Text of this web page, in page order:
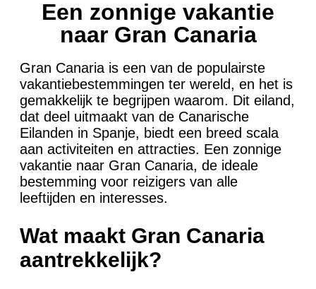
Een zonnige vakantie
naar Gran Canaria
Gran Canaria is een van de populairste
vakantiebestemmingen ter wereld, en het is
gemakkelijk te begrijpen waarom. Dit eiland,
dat deel uitmaakt van de Canarische
Eilanden in Spanje, biedt een breed scala
aan activiteiten en attracties. Een zonnige
vakantie naar Gran Canaria, de ideale
bestemming voor reizigers van alle
leeftijden en interesses.
Wat maakt Gran Canaria
aantrekkelijk?